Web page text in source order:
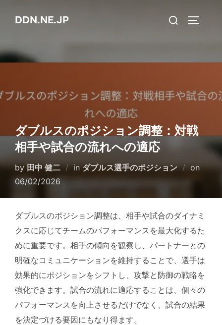
DDN.NE.JP
Search
ダブルスのポジション調整：対戦
相手や試合の流れへの適応
by田中 健二 inダブルス選手のポジション on
06/02/2026
ダブルスのポジション調整は、相手や試合のダイナミ
クスに応じてチームのパフォーマンスを最大化するた
めに重要です。相手の傾向を観察し、パートナーとの
明確なコミュニケーションを維持することで、選手は
効果的にポジションをシフトし、攻撃と防御の戦略を
強化できます。試合の流れに適応することは、個々の
パフォーマンスを向上させるだけでなく、試合の結果
を決定づける要因にもなり得ます。